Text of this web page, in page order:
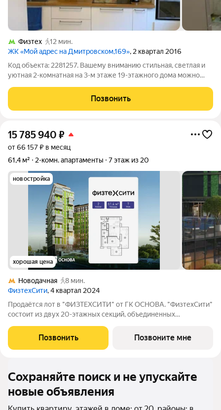
Физтех
12 мин.
ЖК «Мой адрес на Дмитровском,169», 2 квартал 2016
Код объекта: 2281257. Вашему вниманию стильная, светлая и
уютная 2-комнатная на 3-м этаже 19-этажного дома можно
Пространство ощущается свободным: 56 м общей площади, 34
м жилая, кухня 9,4 м с
Позвонить
15 785 940 ₽
от 66 157 ₽ в месяц
61,4 м²
2-комн. апартаменты 7 этаж из 20
новостройка
хорошая цена
Новодачная
8 мин.
ФизтехСити, 4 квартал 2024
Продаётся лот в "ФИЗТЕХСИТИ" от ГК ОСНОВА. "ФизтехСити"
состоит из двух 20-этажных секций, объединенных
панорамным остеклением. В кластере собственный
подземный паркинг и гостевые парковки, на первых
Позвонить Позвоните мне
Сохраняйте поиск и не упускайте
новые объявления